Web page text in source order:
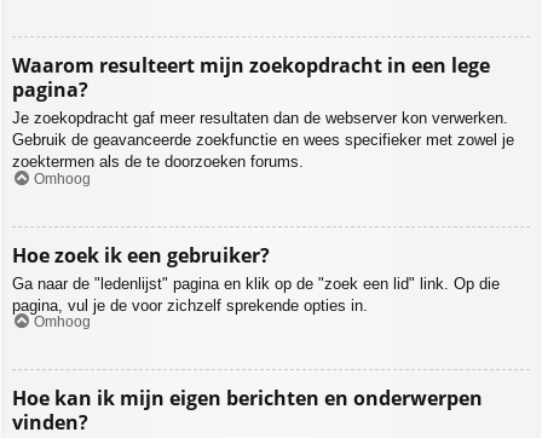
Waarom resulteert mijn zoekopdracht in een lege
pagina?
Je zoekopdracht gaf meer resultaten dan de webserver kon verwerken.
Gebruik de geavanceerde zoekfunctie en wees specifieker met zowel je
zoektermen als de te doorzoeken forums.
Omhoog
Hoe zoek ik een gebruiker?
Ga naar de "ledenlijst" pagina en klik op de "zoek een lid" link. Op die
pagina, vul je de voor zichzelf sprekende opties in.
Omhoog
Hoe kan ik mijn eigen berichten en onderwerpen
vinden?